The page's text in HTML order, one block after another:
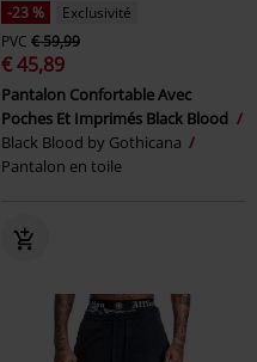
-23 %
Exclusivité
PVC € 59,99
€ 45,89
Pantalon Confortable Avec
Poches Et Imprimés Black Blood
Black Blood by Gothicana
Pantalon en toile